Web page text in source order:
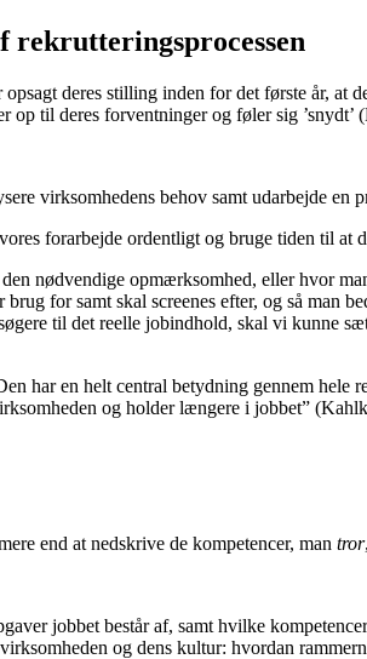
rekrutteringsprocessen
deres stilling inden for det første år, at
op til deres forventninger og føler sig
virksomhedens behov samt udarbejde
forarbejde ordentligt og bruge tiden til at
nødvendige opmærksomhed, eller hvor
for samt skal screenes efter, og så
til det reelle jobindhold, skal vi kunne
har en helt central betydning gennem hele
og holder længere i jobbet”
end at nedskrive de kompetencer, man tror
jobbet består af, samt hvilke
og dens kultur: hvordan